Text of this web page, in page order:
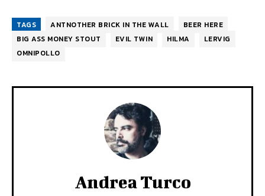
TAGS ANTNOTHER BRICK IN THE WALL
BEER HERE
BIG ASS MONEY STOUT
EVIL TWIN HILMA
LERVIG
OMNIPOLLO
Andrea Turco